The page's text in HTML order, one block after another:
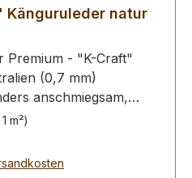
Känguruleder natur
Premium - "K-Craft"
(0,7 mm)
anschmiegsam,
reißfest. Rein
Die Kängurus leben im
von Dornstichen u.ä.
m²)